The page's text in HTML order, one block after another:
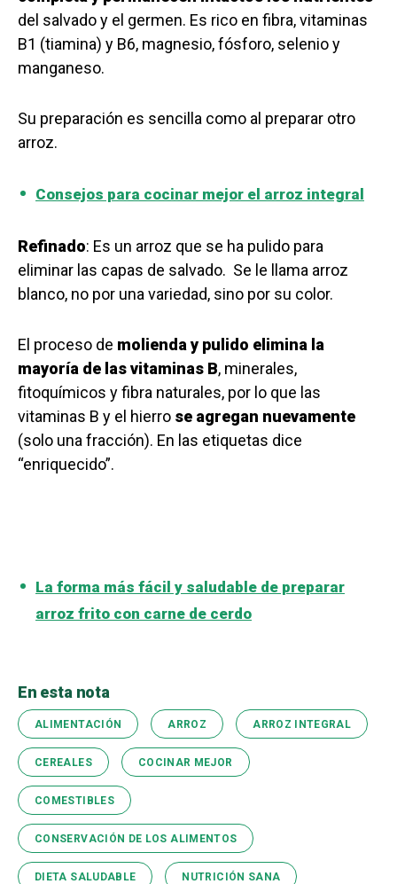
del salvado y el germen. Es rico en fibra, vitaminas
B1 (tiamina) y B6, magnesio, fósforo, selenio y
manganeso.
Su preparación es sencilla como al preparar otro
arroz.
Consejos para cocinar mejor el arroz integral
Refinado: Es un arroz que se ha pulido para
eliminar las capas de salvado. Se le llama arroz
blanco, no por una variedad, sino por su color.
El proceso de molienda y pulido elimina la
mayoría de las vitaminas B, minerales,
fitoquímicos y fibra naturales, por lo que las
vitaminas B y el hierro se agregan nuevamente
(solo una fracción). En las etiquetas dice
“enriquecido”.
La forma más fácil y saludable de preparar
arroz frito con carne de cerdo
En esta nota
ALIMENTACIÓN ARROZ ARROZ INTEGRAL
CEREALES COCINAR MEJOR
COMESTIBLES
CONSERVACIÓN DE LOS ALIMENTOS
DIETA SALUDABLE NUTRICIÓN SANA